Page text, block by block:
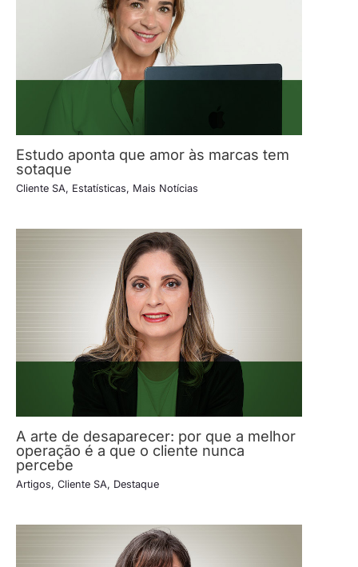
Estudo aponta que amor às marcas tem
sotaque
Cliente SA, Estatísticas, Mais Notícias
A arte de desaparecer: por que a melhor
operação é a que o cliente nunca
percebe
Artigos, Cliente SA, Destaque